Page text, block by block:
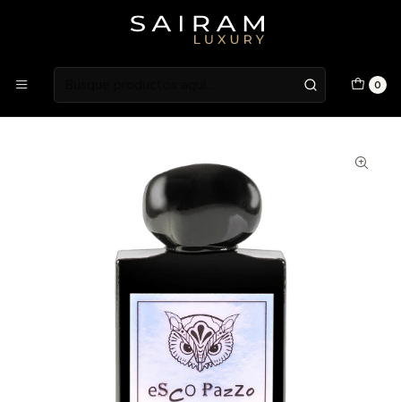
0
Atención en Guardia Vieja 202, Local 1
Inicio Fragancias Fragancias Unisex
Perfume Lorenzo Pazzaglia Esco Pazzo Unisex Extrait De
Parfum 50 ml